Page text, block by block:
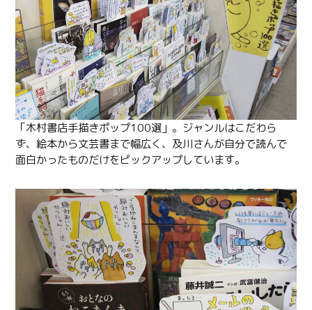
「木村書店手描きポップ100選」。ジャンルはこだわら
ず、絵本から文芸書まで幅広く、及川さんが自分で読んで
面白かったものだけをピックアップしています。